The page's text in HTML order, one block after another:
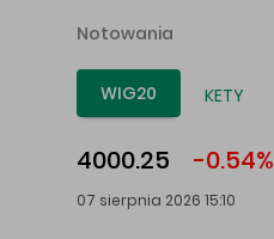
Notowania
WIG20 KETY
4000.25 -0.54%
07 sierpnia 2026 15:10